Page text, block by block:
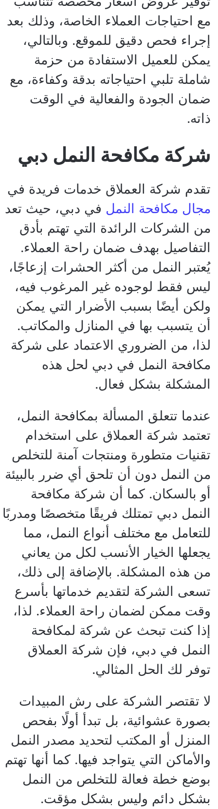
مع احتياجات العملاء الخاصة، وذلك بعد
إجراء فحص دقيق للموقع. وبالتالي،
يمكن للعميل الاستفادة من حزمة
شاملة تلبي احتياجاته بدقة وكفاءة، مع
ضمان الجودة والفعالية في الوقت
ذاته.
شركة مكافحة النمل دبي
تقدم شركة العملاق خدمات فريدة في
مجال مكافحة النمل في دبي، حيث تعد
من الشركات الرائدة التي تهتم بأدق
التفاصيل بهدف ضمان راحة العملاء.
يُعتبر النمل من أكثر الحشرات إزعاجًا،
ليس فقط لوجوده غير المرغوب فيه،
ولكن أيضًا بسبب الأضرار التي يمكن
أن يتسبب بها في المنازل والمكاتب.
لذا، من الضروري الاعتماد على شركة
مكافحة النمل في دبي لحل هذه
المشكلة بشكل فعال.
عندما تتعلق المسألة بمكافحة النمل،
تعتمد شركة العملاق على استخدام
تقنيات متطورة ومنتجات آمنة للتخلص
من النمل دون أن تلحق أي ضرر بالبيئة
أو بالسكان. كما أن شركة مكافحة
النمل دبي تمتلك فريقًا متخصصًا ومدربًا
للتعامل مع مختلف أنواع النمل، مما
يجعلها الخيار الأنسب لكل من يعاني
من هذه المشكلة. بالإضافة إلى ذلك،
تسعى الشركة لتقديم خدماتها بأسرع
وقت ممكن لضمان راحة العملاء. لذا،
إذا كنت تبحث عن شركة لمكافحة
النمل في دبي، فإن شركة العملاق
توفر لك الحل المثالي.
لا تقتصر الشركة على رش المبيدات
بصورة عشوائية، بل تبدأ أولًا بفحص
المنزل أو المكتب لتحديد مصدر النمل
والأماكن التي يتواجد فيها. كما أنها تهتم
بوضع خطة فعالة للتخلص من النمل
بشكل دائم وليس بشكل مؤقت.